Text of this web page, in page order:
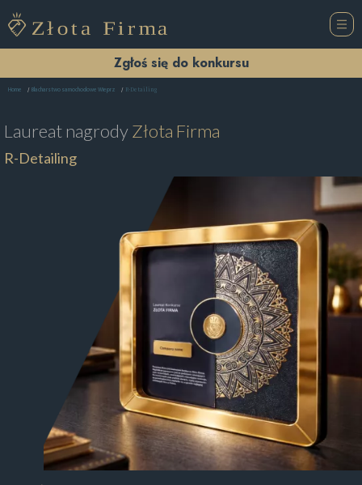
Zgłoś się do konkursu
Home Blacharstwo samochodowe Wieprz R-Detailing
Laureat nagrodyZłota Firma
R-Detailing